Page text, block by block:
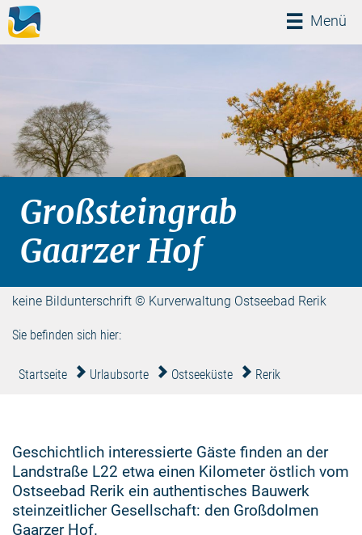
Menü
Menü
keine Bildunterschrift © Kurverwaltung Ostseebad Rerik
Großsteingrab
Gaarzer Hof
Sie befinden sich hier:
Startseite Urlaubsorte Ostseeküste Rerik
Geschichtlich interessierte Gäste finden an der
Landstraße L22 etwa einen Kilometer östlich vom
Ostseebad Rerik ein authentisches Bauwerk
steinzeitlicher Gesellschaft: den Großdolmen
Gaarzer Hof.